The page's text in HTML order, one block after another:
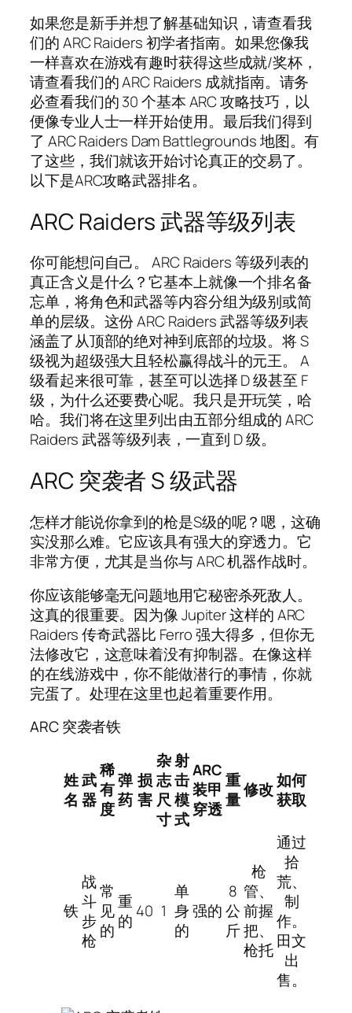
如果您是新手并想了解基础知识，请查看我
们的 ARC Raiders 初学者指南。如果您像我
一样喜欢在游戏有趣时获得这些成就/奖杯，
请查看我们的 ARC Raiders 成就指南。请务
必查看我们的 30 个基本 ARC 攻略技巧，以
便像专业人士一样开始使用。最后我们得到
了 ARC Raiders Dam Battlegrounds 地图。有
了这些，我们就该开始讨论真正的交易了。
以下是ARC攻略武器排名。
ARC Raiders 武器等级列表
你可能想问自己。 ARC Raiders 等级列表的
真正含义是什么？它基本上就像一个排名备
忘单，将角色和武器等内容分组为级别或简
单的层级。这份 ARC Raiders 武器等级列表
涵盖了从顶部的绝对神到底部的垃圾。将 S
级视为超级强大且轻松赢得战斗的元王。 A
级看起来很可靠，甚至可以选择 D 级甚至 F
级，为什么还要费心呢。我只是开玩笑，哈
哈。我们将在这里列出由五部分组成的 ARC
Raiders 武器等级列表，一直到 D 级。
ARC 突袭者 S 级武器
怎样才能说你拿到的枪是S级的呢？嗯，这确
实没那么难。它应该具有强大的穿透力。它
非常方便，尤其是当你与 ARC 机器作战时。
你应该能够毫无问题地用它秘密杀死敌人。
这真的很重要。因为像 Jupiter 这样的 ARC
Raiders 传奇武器比 Ferro 强大得多，但你无
法修改它，这意味着没有抑制器。在像这样
的在线游戏中，你不能做潜行的事情，你就
完蛋了。处理在这里也起着重要作用。
ARC 突袭者铁
姓
名
武
器
稀
有
度
弹
药
损
害
杂
志
尺
寸
射
击
模
式
ARC
装甲
穿透
重
量修改如何
获取
铁
战
斗
步
枪
常
见
的
重
的 40 1
单
身
的
强的
8
公
斤
枪
管、
前握
把、
枪托
通过
拾
荒、
制
作。
田文
出
售。